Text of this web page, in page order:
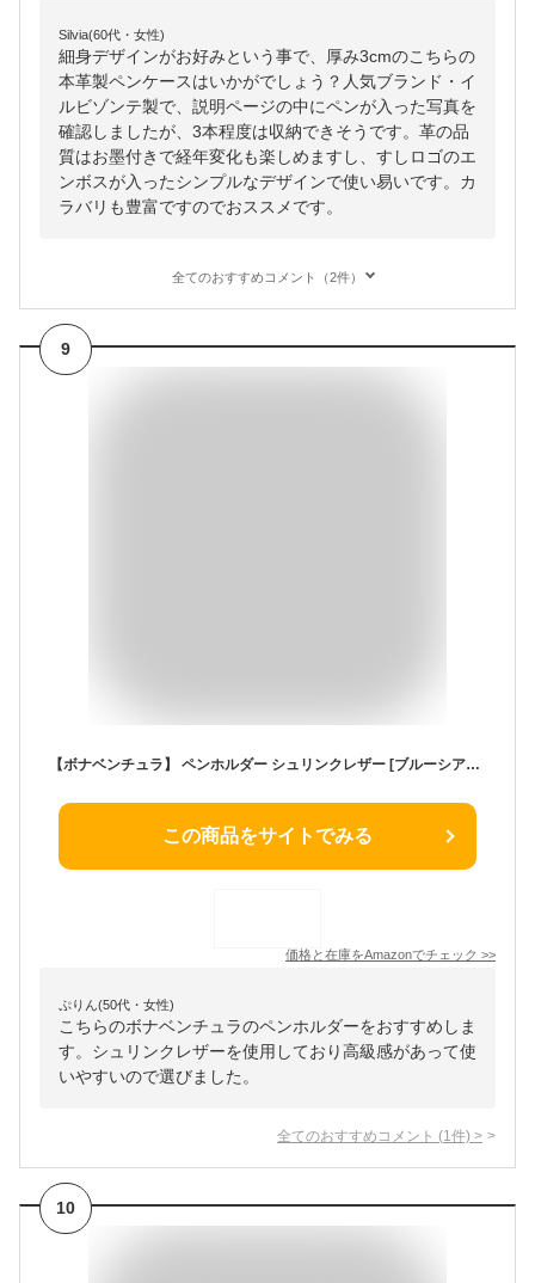
Silvia(60代・女性)
細身デザインがお好みという事で、厚み3cmのこちらの
本革製ペンケースはいかがでしょう？人気ブランド・イ
ルビゾンテ製で、説明ページの中にペンが入った写真を
確認しましたが、3本程度は収納できそうです。革の品
質はお墨付きで経年変化も楽しめますし、すしロゴのエ
ンボスが入ったシンプルなデザインで使い易いです。カ
ラバリも豊富ですのでおススメです。
全てのおすすめコメント（2件）
9
【ボナベンチュラ】 ペンホルダー シュリンクレザー [ブルーシアン] ペンケース 筆箱 ヨーロッパ最高級レザー 本革 プレゼント BPHT1-BC
この商品をサイトでみる
価格と在庫をAmazonでチェック >>
ぷりん(50代・女性)
こちらのボナベンチュラのペンホルダーをおすすめしま
す。シュリンクレザーを使用しており高級感があって使
いやすいので選びました。
全てのおすすめコメント (1 件) >
10